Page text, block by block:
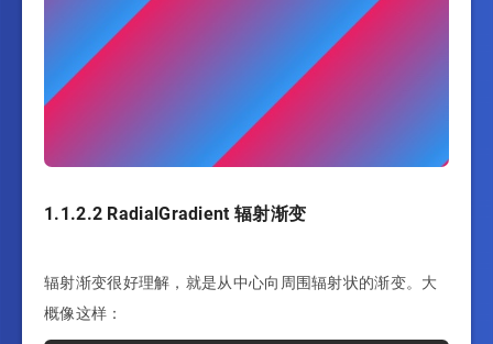
1.1.2.2 RadialGradient 辐射渐变
辐射渐变很好理解，就是从中心向周围辐射状的渐变。大
概像这样：